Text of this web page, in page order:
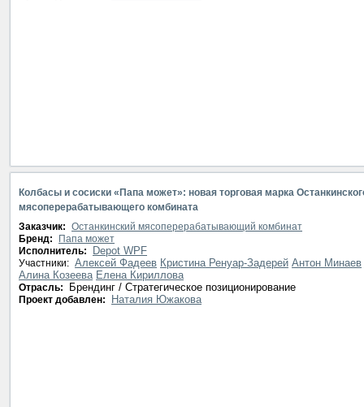
Колбасы и сосиски «Папа может»: новая торговая марка
мясоперерабатывающего комбината
Заказчик: Останкинский мясоперерабатывающий комбинат
Бренд:
Папа может
Исполнитель:
Depot WPF
Участники: Алексей Фадеев Кристина Ренуар-Задерей Антон Минаев
Алина Козеева Елена Кириллова
Отрасль: Брендинг / Стратегическое позиционирование
Проект добавлен: Наталия Южакова